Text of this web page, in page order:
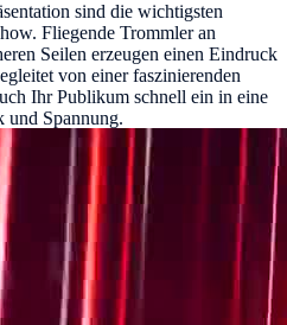
sind die wichtigsten
Fliegende Trommler an
Seilen erzeugen einen Eindruck
von einer faszinierenden
Ihr Publikum schnell ein in eine
und Spannung.
gepaart mit einem
Superlative.
– dieser fesselnde Showact
bereits tausende Menschen global